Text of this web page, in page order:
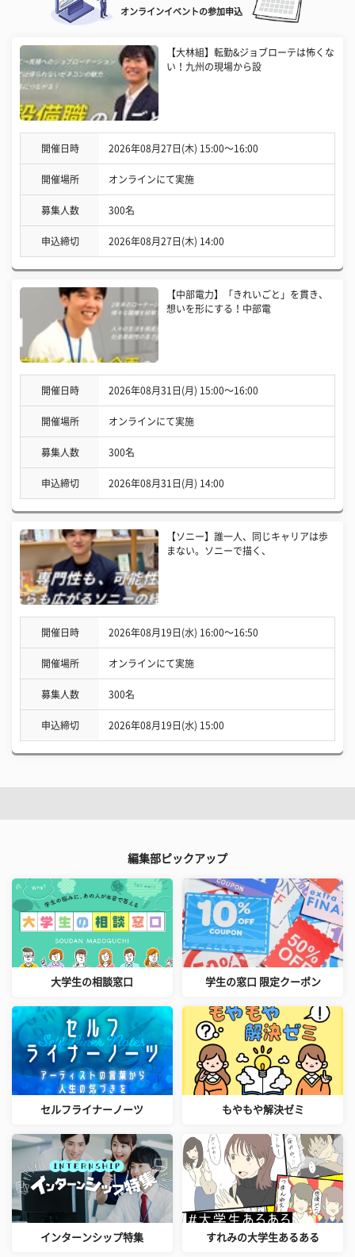
オンラインイベントの参加申込
【大林組】転勤&ジョブローテは怖くな
い！九州の現場から設
開催日時 2026年08月27日(木) 15:00〜16:00
開催場所 オンラインにて実施
募集人数 300名
申込締切 2026年08月27日(木) 14:00
【中部電力】「きれいごと」を貫き、
想いを形にする！中部電
開催日時 2026年08月31日(月) 15:00〜16:00
開催場所 オンラインにて実施
募集人数 300名
申込締切 2026年08月31日(月) 14:00
【ソニー】誰一人、同じキャリアは歩
まない。ソニーで描く、
開催日時 2026年08月19日(水) 16:00〜16:50
開催場所 オンラインにて実施
募集人数 300名
申込締切 2026年08月19日(水) 15:00
編集部ピックアップ
大学生の相談窓口 学生の窓口 限定クーポン
セルフライナーノーツ もやもや解決ゼミ
インターンシップ特集 すれみの大学生あるある